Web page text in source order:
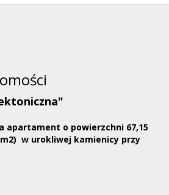
apartament o powierzchni 67,15
w urokliwej kamienicy przy